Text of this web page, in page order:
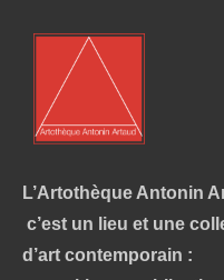
L’Artothèque Antonin
c’est un lieu et une
d’art contemporain :